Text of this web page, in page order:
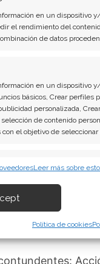
en un dispositivo
el rendimiento del
de datos
en un dispositivo
básicos, Crear perfiles
personalizada,
de contenido
el objetivo de
de forma automática.
seguridad, evitar y
y presentar
preferencias de
Leer más sobre
Política de cookies
dilución masiva
8 dólares en
extrema y el
de la
para revertir la
de dos
aparece
donde el
de territorios
de